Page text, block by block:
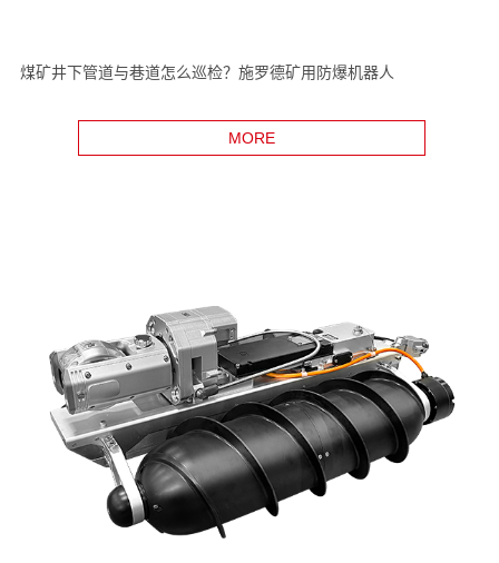
煤矿井下管道与巷道怎么巡检？施罗德矿用防爆机器人
MORE